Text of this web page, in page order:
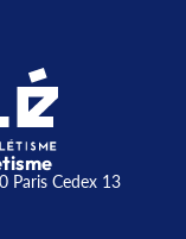
Paris Cedex 13